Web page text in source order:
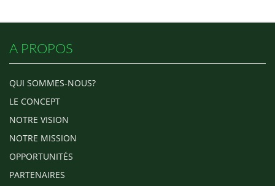
A PROPOS
QUI SOMMES-NOUS?
LE CONCEPT
NOTRE VISION
NOTRE MISSION
OPPORTUNITÉS
PARTENAIRES